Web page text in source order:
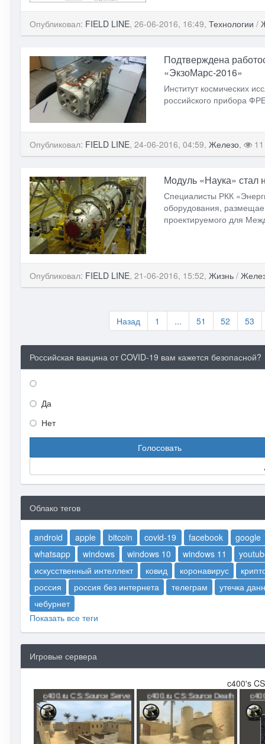
Опубликовал: FIELD LINE, 26-06-2016, 16:49, Технологии /
Подтверждена
«ЭкзоМарс-2016»
Институт космических
российского прибора
Опубликовал: FIELD LINE, 24-06-2016, 04:59, Железо, 11
Модуль «Наука» стал
Специалисты РКК
оборудования,
проектируемого для
Опубликовал: FIELD LINE, 21-06-2016, 15:52, Жизнь/
Назад 1 ... 51 52 53
Российская вакцина от COVID-19 вам кажется безопасной?
Да
Нет
Голосовать
Облако тегов
android apple bitcoin covid-19 facebook
google
whatsapp
windows windows 10 windows 11
искусственный интеллект
ковид коронавирус
россия
россия без интернета телеграм
утечка
чебурнет
Показать все теги
Игровые сервера
c400's